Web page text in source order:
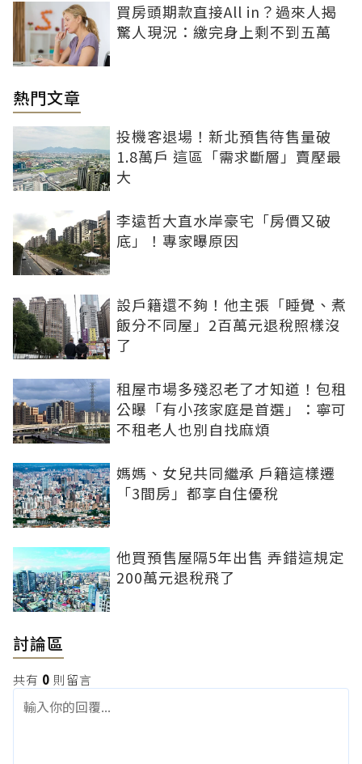
買房頭期款直接All in？過來人揭
驚人現況：繳完身上剩不到五萬
熱門文章
投機客退場！新北預售待售量破
1.8萬戶 這區「需求斷層」賣壓最
大
李遠哲大直水岸豪宅「房價又破
底」！專家曝原因
設戶籍還不夠！他主張「睡覺、煮
飯分不同屋」2百萬元退稅照樣沒
了
租屋市場多殘忍老了才知道！包租
公曝「有小孩家庭是首選」：寧可
不租老人也別自找麻煩
媽媽、女兒共同繼承 戶籍這樣遷
「3間房」都享自住優稅
他買預售屋隔5年出售 弄錯這規定
200萬元退稅飛了
討論區
共有 0 則留言